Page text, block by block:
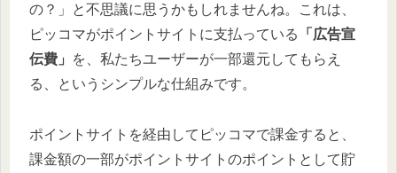
の？」と不思議に思うかもしれませんね。これは、
ピッコマがポイントサイトに支払っている
「広告宣
伝費」
を、私たちユーザーが一部還元してもらえ
る、というシンプルな仕組みです。
ポイントサイトを経由してピッコマで課金すると、
課金額の一部がポイントサイトのポイントとして貯